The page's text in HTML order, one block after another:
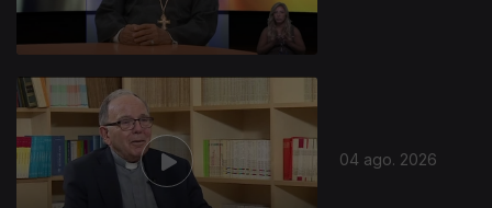
04 ago. 2026